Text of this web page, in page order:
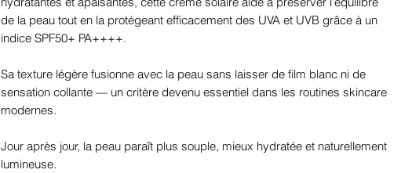
de la peau tout en la protégeant efficacement des UVA et UVB grâce à un
indice SPF50+ PA++++.
Sa texture légère fusionne avec la peau sans laisser de film blanc ni de
sensation collante — un critère devenu essentiel dans les routines skincare
modernes.
Jour après jour, la peau paraît plus souple, mieux hydratée et naturellement
lumineuse.